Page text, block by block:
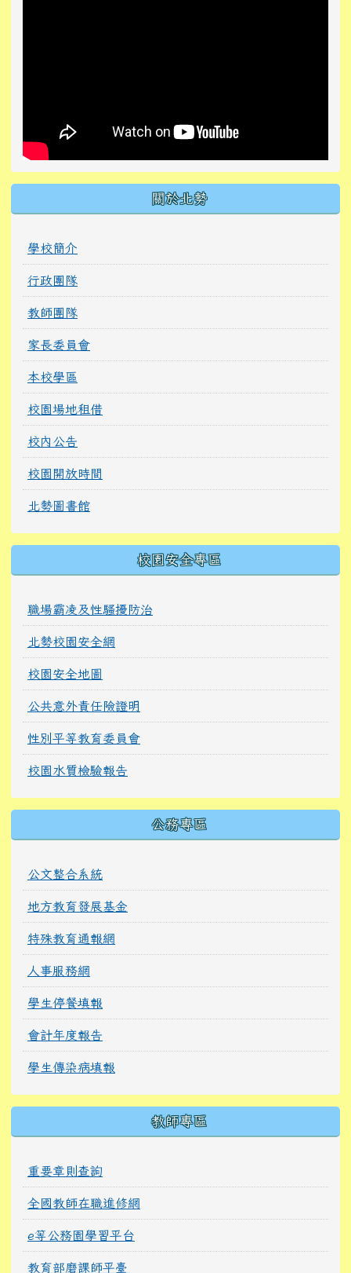
關於北勢
學校簡介
行政團隊
教師團隊
家長委員會
本校學區
校園場地租借
校內公告
校園開放時間
北勢圖書館
校園安全專區
職場霸凌及性騷擾防治
北勢校園安全網
校園安全地圖
公共意外責任險證明
性別平等教育委員會
校園水質檢驗報告
公務專區
公文整合系統
地方教育發展基金
特殊教育通報網
人事服務網
學生停餐填報
會計年度報告
學生傳染病填報
教師專區
重要章則查詢
全國教師在職進修網
e等公務園學習平台
教育部磨課師平臺